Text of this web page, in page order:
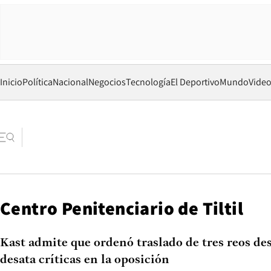
InicioPolíticaNacionalNegociosTecnologíaEl DeportivoMundo
Centro Penitenciario de Tiltil
Kast admite que ordenó traslado de tres reos
desata críticas en la oposición